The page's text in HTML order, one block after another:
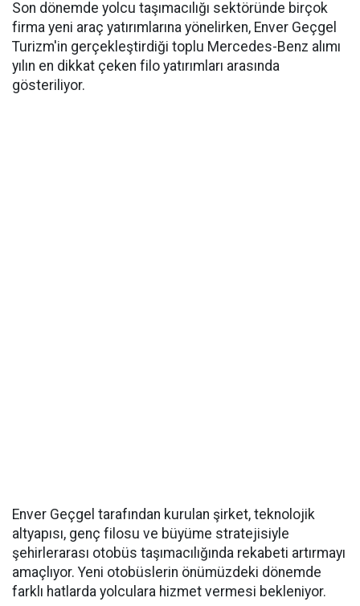
Son dönemde yolcu taşımacılığı sektöründe birçok
firma yeni araç yatırımlarına yönelirken, Enver Geçgel
Turizm'in gerçekleştirdiği toplu Mercedes-Benz alımı
yılın en dikkat çeken filo yatırımları arasında
gösteriliyor.
Enver Geçgel tarafından kurulan şirket, teknolojik
altyapısı, genç filosu ve büyüme stratejisiyle
şehirlerarası otobüs taşımacılığında rekabeti artırmayı
amaçlıyor. Yeni otobüslerin önümüzdeki dönemde
farklı hatlarda yolculara hizmet vermesi bekleniyor.